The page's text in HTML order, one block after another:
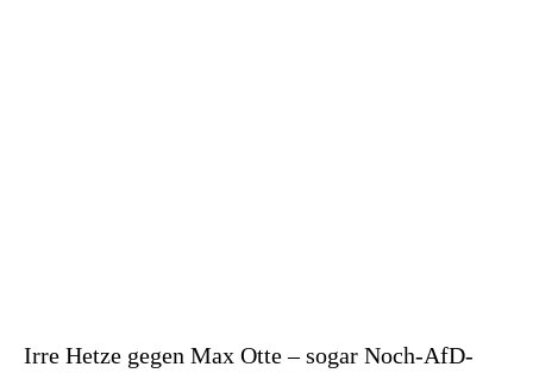
Irre Hetze gegen Max Otte – sogar Noch-AfD-